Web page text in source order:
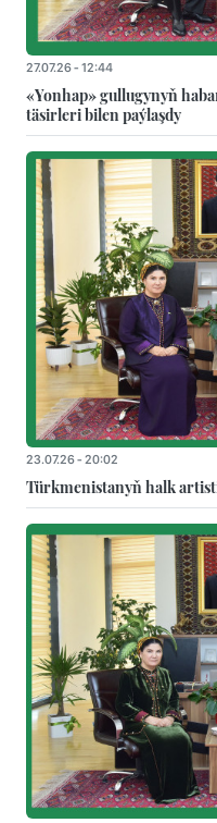
27.07.26 - 12:44
«Yonhap» gullugynyň
täsirleri bilen paýlaşdy
23.07.26 - 20:02
Türkmenistanyň halk